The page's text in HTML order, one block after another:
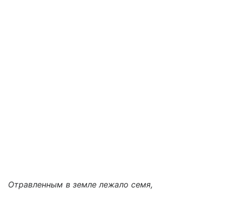
Отравленным в земле лежало семя,